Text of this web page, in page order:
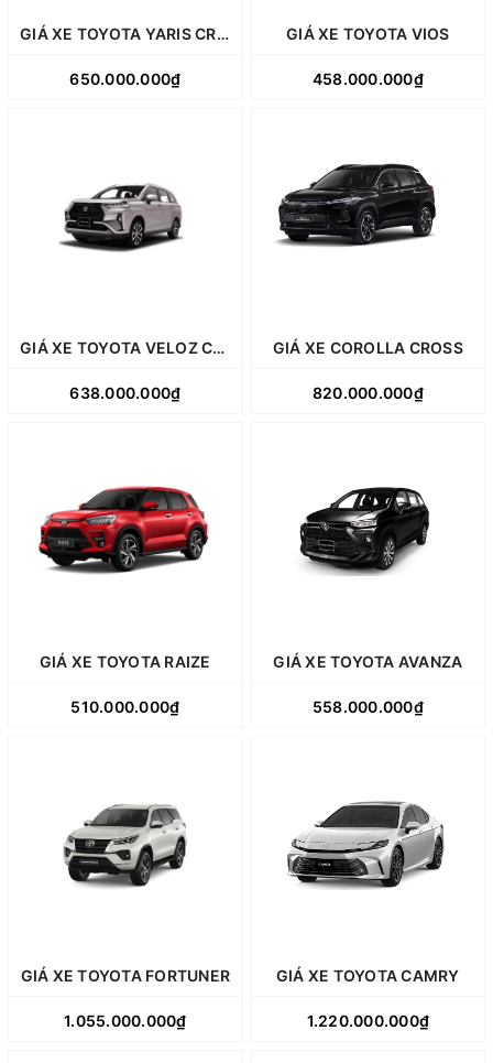
GIÁ XE TOYOTA YARIS CROSS
650.000.000₫
GIÁ XE TOYOTA VIOS
458.000.000₫
GIÁ XE TOYOTA VELOZ CROSS
638.000.000₫
GIÁ XE COROLLA CROSS
820.000.000₫
GIÁ XE TOYOTA RAIZE
510.000.000₫
GIÁ XE TOYOTA AVANZA
558.000.000₫
GIÁ XE TOYOTA FORTUNER
1.055.000.000₫
GIÁ XE TOYOTA CAMRY
1.220.000.000₫